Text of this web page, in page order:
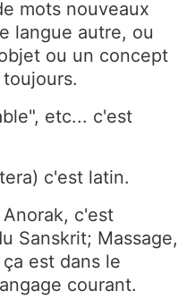
mots nouveaux
langue autre, ou
ou un concept
etc... c'est
c'est latin.
c'est
Sanskrit; Massage,
est dans le
courant.